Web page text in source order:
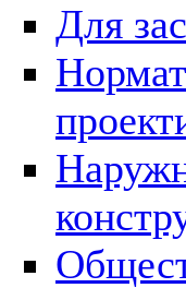
Для